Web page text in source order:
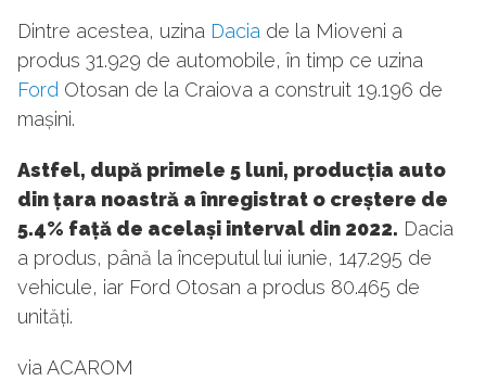
Dintre acestea, uzina Dacia de la Mioveni a
produs 31.929 de automobile, în timp ce uzina
Ford Otosan de la Craiova a construit 19.196 de
mașini.
Astfel, după primele 5 luni, producția auto
din țara noastră a înregistrat o creștere de
5.4% față de același interval din 2022. Dacia
a produs, până la începutul lui iunie, 147.295 de
vehicule, iar Ford Otosan a produs 80.465 de
unități.
via ACAROM